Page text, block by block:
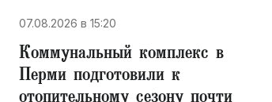
07.08.2026 в 15:20
Коммунальный комплекс в
Перми подготовили к